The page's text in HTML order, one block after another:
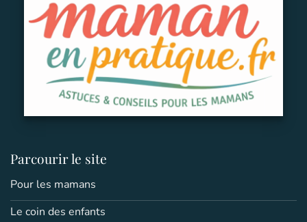
Parcourir le site
Pour les mamans
Le coin des enfants